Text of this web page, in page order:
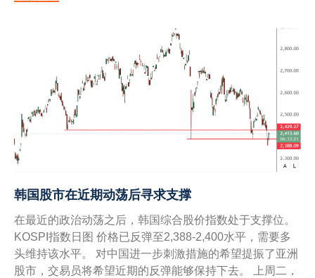
韩国股市在近期动荡后寻求支撑
在最近的政治动荡之后，韩国综合股价指数处于支撑位。
KOSPI指数日图 价格已反弹至2,388-2,400水平，需要多
头维持该水平。 对中国进一步刺激措施的希望提振了亚洲
股市，交易员将希望近期的反弹能够保持下去。 上周二，